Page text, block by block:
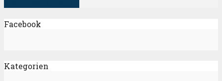
Facebook
Kategorien